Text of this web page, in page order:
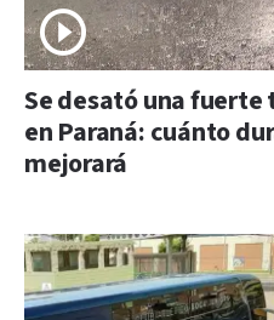
Se desató una
en Paraná: cuánto
mejorará